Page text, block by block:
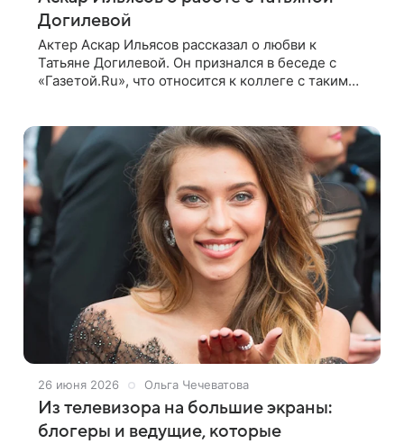
Догилевой
Актер Аскар Ильясов рассказал о любви к
Татьяне Догилевой. Он признался в беседе с
«Газетой.Ru», что относится к коллеге с таким
26 июня 2026 Ольга Чечеватова
Из телевизора на большие экраны:
блогеры и ведущие, которые